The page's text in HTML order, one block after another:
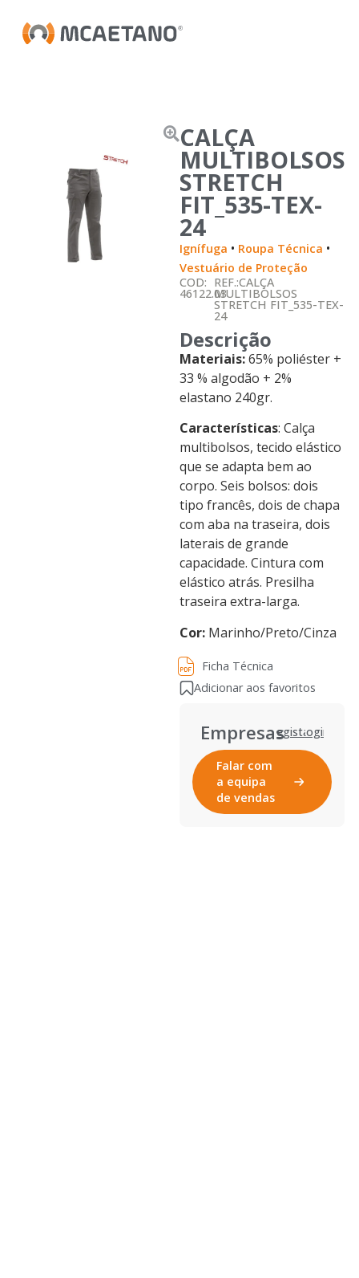
CALÇA
MULTIBOLSOS
STRETCH
FIT_535-TEX-
24
Ignífuga • Roupa Técnica •
Vestuário de Proteção
COD:
46122.03
REF.:CALÇA
MULTIBOLSOS
STRETCH FIT_535-TEX-
24
Descrição
Materiais:65% poliéster +
33 % algodão + 2%
elastano 240gr.
Características: Calça
multibolsos, tecido elástico
que se adapta bem ao
corpo. Seis bolsos: dois
tipo francês, dois de chapa
com aba na traseira, dois
laterais de grande
capacidade. Cintura com
elástico atrás. Presilha
traseira extra-larga.
Cor: Marinho/Preto/Cinza
Ficha Técnica
Adicionar aos favoritos
EmpresasRegistarLogin
Falar com
a equipa
de vendas